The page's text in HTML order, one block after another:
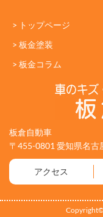
> トップページ
> 板金塗装
> 板金コラム
板倉自動車
〒455-0801 愛知県名
アクセス
Copyright©